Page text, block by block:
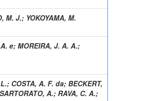
M. J.; YOKOYAMA, M.
e; MOREIRA, J. A. A.;
; COSTA, A. F. da; BECKERT,
SARTORATO, A.; RAVA, C. A.;